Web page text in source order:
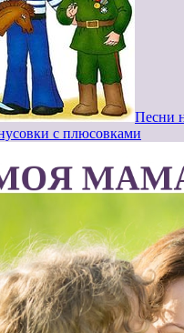
Песни
с плюсовками